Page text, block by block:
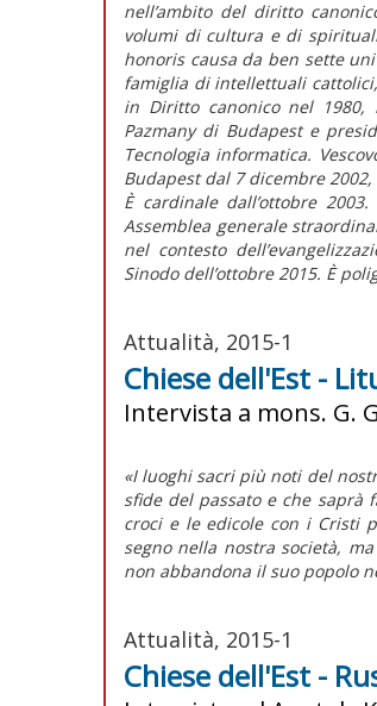
nell’ambito del diritto
volumi di cultura e di
honoris causa da ben sette
famiglia di intellettuali
in Diritto canonico nel 1980,
Pazmany di Budapest e
Tecnologia informatica.
Budapest dal 7 dicembre
È cardinale dall’ottobre
Assemblea generale
nel contesto
Sinodo dell’ottobre 2015. È
Attualità, 2015-1
Chiese dell'Est -
Intervista a mons. G.
«I luoghi sacri più noti del
sfide del passato e che
croci e le edicole con i Cristi
segno nella nostra società,
non abbandona il suo popolo
Attualità, 2015-1
Chiese dell'Est -